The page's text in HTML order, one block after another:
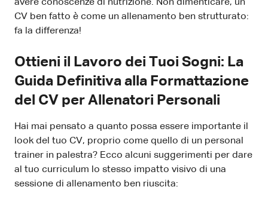
avere conoscenze di nutrizione. Non dimenticare, un
CV ben fatto è come un allenamento ben strutturato:
fa la differenza!
Ottieni il Lavoro dei Tuoi Sogni: La
Guida Definitiva alla Formattazione
del CV per Allenatori Personali
Hai mai pensato a quanto possa essere importante il
look del tuo CV, proprio come quello di un personal
trainer in palestra? Ecco alcuni suggerimenti per dare
al tuo curriculum lo stesso impatto visivo di una
sessione di allenamento ben riuscita: